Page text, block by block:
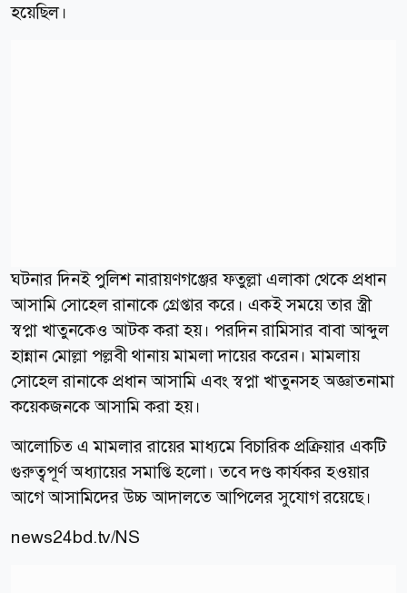
হয়েছিল।
ঘটনার দিনই পুলিশ নারায়ণগঞ্জের ফতুল্লা এলাকা থেকে প্রধান
আসামি সোহেল রানাকে গ্রেপ্তার করে। একই সময়ে তার স্ত্রী
স্বপ্না খাতুনকেও আটক করা হয়। পরদিন রামিসার বাবা আব্দুল
হান্নান মোল্লা পল্লবী থানায় মামলা দায়ের করেন। মামলায়
সোহেল রানাকে প্রধান আসামি এবং স্বপ্না খাতুনসহ অজ্ঞাতনামা
কয়েকজনকে আসামি করা হয়।
আলোচিত এ মামলার রায়ের মাধ্যমে বিচারিক প্রক্রিয়ার একটি
গুরুত্বপূর্ণ অধ্যায়ের সমাপ্তি হলো। তবে দণ্ড কার্যকর হওয়ার
আগে আসামিদের উচ্চ আদালতে আপিলের সুযোগ রয়েছে।
news24bd.tv/NS